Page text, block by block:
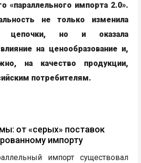
«параллельного импорта 2.0».
не только изменила
цепочки, но и оказала
на ценообразование и,
на качество продукции,
потребителям.
от «серых» поставок
импорту
импорт существовал